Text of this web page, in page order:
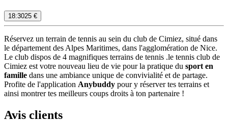
18:3025 €
Réservez un terrain de tennis au sein du club de Cimiez, situé dans
le département des Alpes Maritimes, dans l'agglomération de Nice.
Le club dispos de 4 magnifiques terrains de tennis .le tennis club de
Cimiez est votre nouveau lieu de vie pour la pratique du sport en
famille dans une ambiance unique de convivialité et de partage.
Profite de l'application Anybuddy pour y réserver tes terrains et
ainsi montrer tes meilleurs coups droits à ton partenaire !
Avis clients